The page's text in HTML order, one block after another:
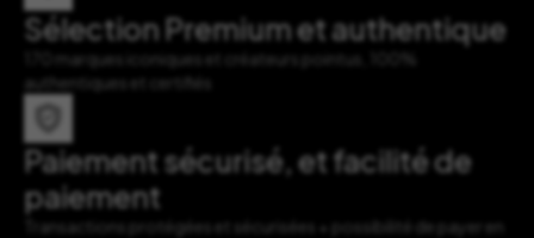
Sélection Premium et authentique
170 marques iconiques et créateurs pointus, 100%
authentiques et certifiés
Paiement sécurisé, et facilité de
paiement
Transactions protégées et sécurisées + possibilité de payer en